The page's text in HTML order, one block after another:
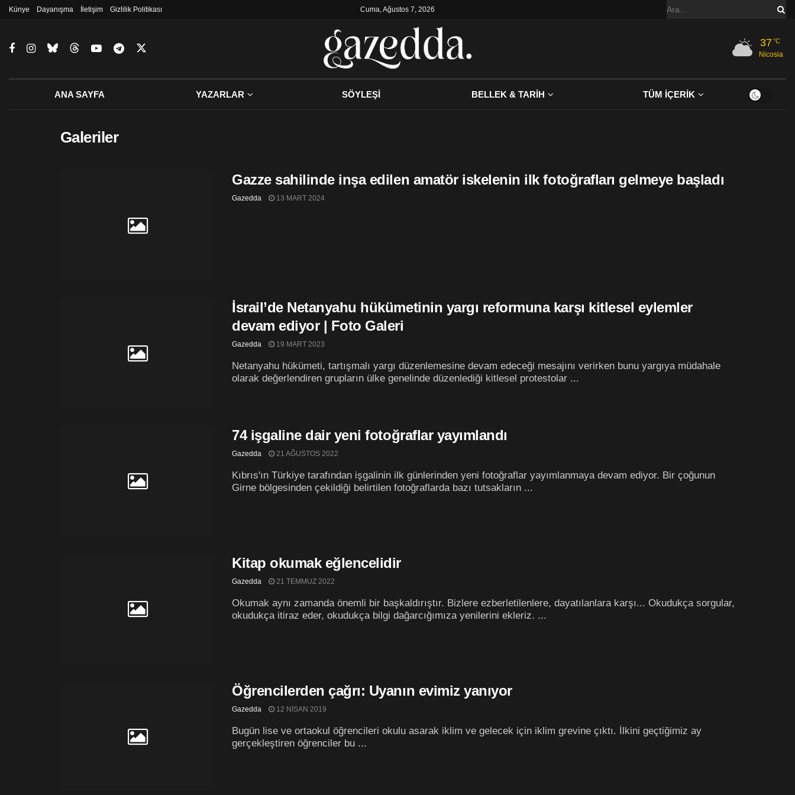
Künye Dayanışma İletişim Gizlilik Politikası Cuma, Ağustos 7, 2026
37°C
Nicosia
ANA SAYFA YAZARLAR SÖYLEŞİ BELLEK & TARİH TÜM İÇERİK
Galeriler
Gazze sahilinde inşa edilen amatör iskelenin ilk fotoğrafları gelmeye başladı
Gazedda 13 MART 2024
İsrail’de Netanyahu hükümetinin yargı reformuna karşı kitlesel eylemler
devam ediyor | Foto Galeri
Gazedda 19 MART 2023
Netanyahu hükümeti, tartışmalı yargı düzenlemesine devam edeceği mesajını verirken bunu yargıya müdahale
olarak değerlendiren grupların ülke genelinde düzenlediği kitlesel protestolar ...
74 işgaline dair yeni fotoğraflar yayımlandı
Gazedda 21 AĞUSTOS 2022
Kıbrıs'ın Türkiye tarafından işgalinin ilk günlerinden yeni fotoğraflar yayımlanmaya devam ediyor. Bir çoğunun
Girne bölgesinden çekildiği belirtilen fotoğraflarda bazı tutsakların ...
Kitap okumak eğlencelidir
Gazedda 21 TEMMUZ 2022
Okumak aynı zamanda önemli bir başkaldırıştır. Bizlere ezberletilenlere, dayatılanlara karşı... Okudukça sorgular,
okudukça itiraz eder, okudukça bilgi dağarcığımıza yenilerini ekleriz. ...
Öğrencilerden çağrı: Uyanın evimiz yanıyor
Gazedda 12 NISAN 2019
Bugün lise ve ortaokul öğrencileri okulu asarak iklim ve gelecek için iklim grevine çıktı. İlkini geçtiğimiz ay
gerçekleştiren öğrenciler bu ...